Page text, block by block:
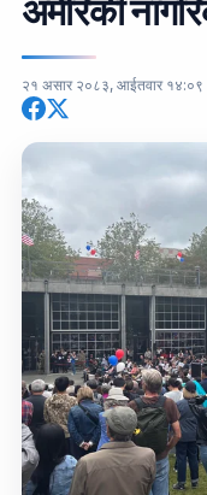
अमेरिकी
२१ असार २०८३, आईतवार १४:०९